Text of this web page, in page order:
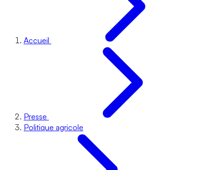
Accueil
Presse
Politique agricole